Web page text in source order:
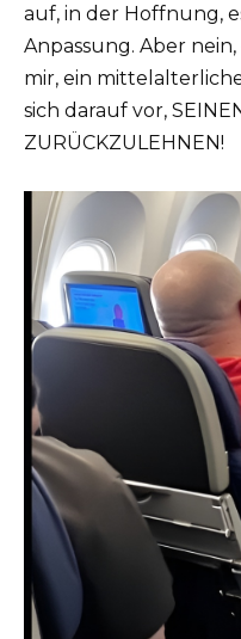
auf, in der Hoffnung,
Anpassung. Aber
mir, ein
sich darauf vor,
ZURÜCKZULEHNEN!